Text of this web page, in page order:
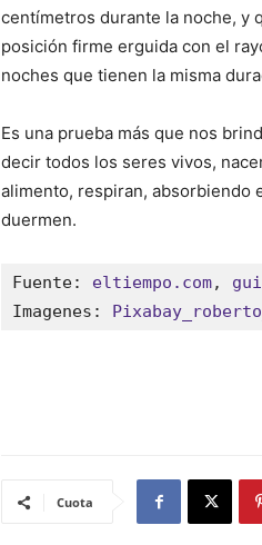
centímetros durante la noche, y
posición firme erguida con el
noches que tienen la misma
Es una prueba más que nos
decir todos los seres vivos,
alimento, respiran, absorbiendo
duermen.
Fuente: eltiempo.com,
Imagenes:
Cuota